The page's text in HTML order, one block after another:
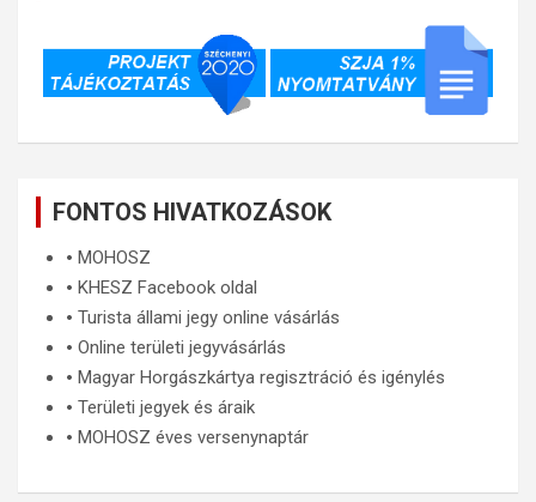
FONTOS HIVATKOZÁSOK
🞄 MOHOSZ
🞄 KHESZ Facebook oldal
🞄 Turista állami jegy online vásárlás
🞄 Online területi jegyvásárlás
🞄 Magyar Horgászkártya regisztráció és igénylés
🞄 Területi jegyek és áraik
🞄 MOHOSZ éves versenynaptár